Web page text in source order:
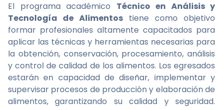
El programa académico Técnico en Análisis y
Tecnología de Alimentos tiene como objetivo
formar profesionales altamente capacitados para
aplicar las técnicas y herramientas necesarias para
la obtención, conservación, procesamiento, análisis
y control de calidad de los alimentos. Los egresados
estarán en capacidad de diseñar, implementar y
supervisar procesos de producción y elaboración de
alimentos, garantizando su calidad y seguridad.